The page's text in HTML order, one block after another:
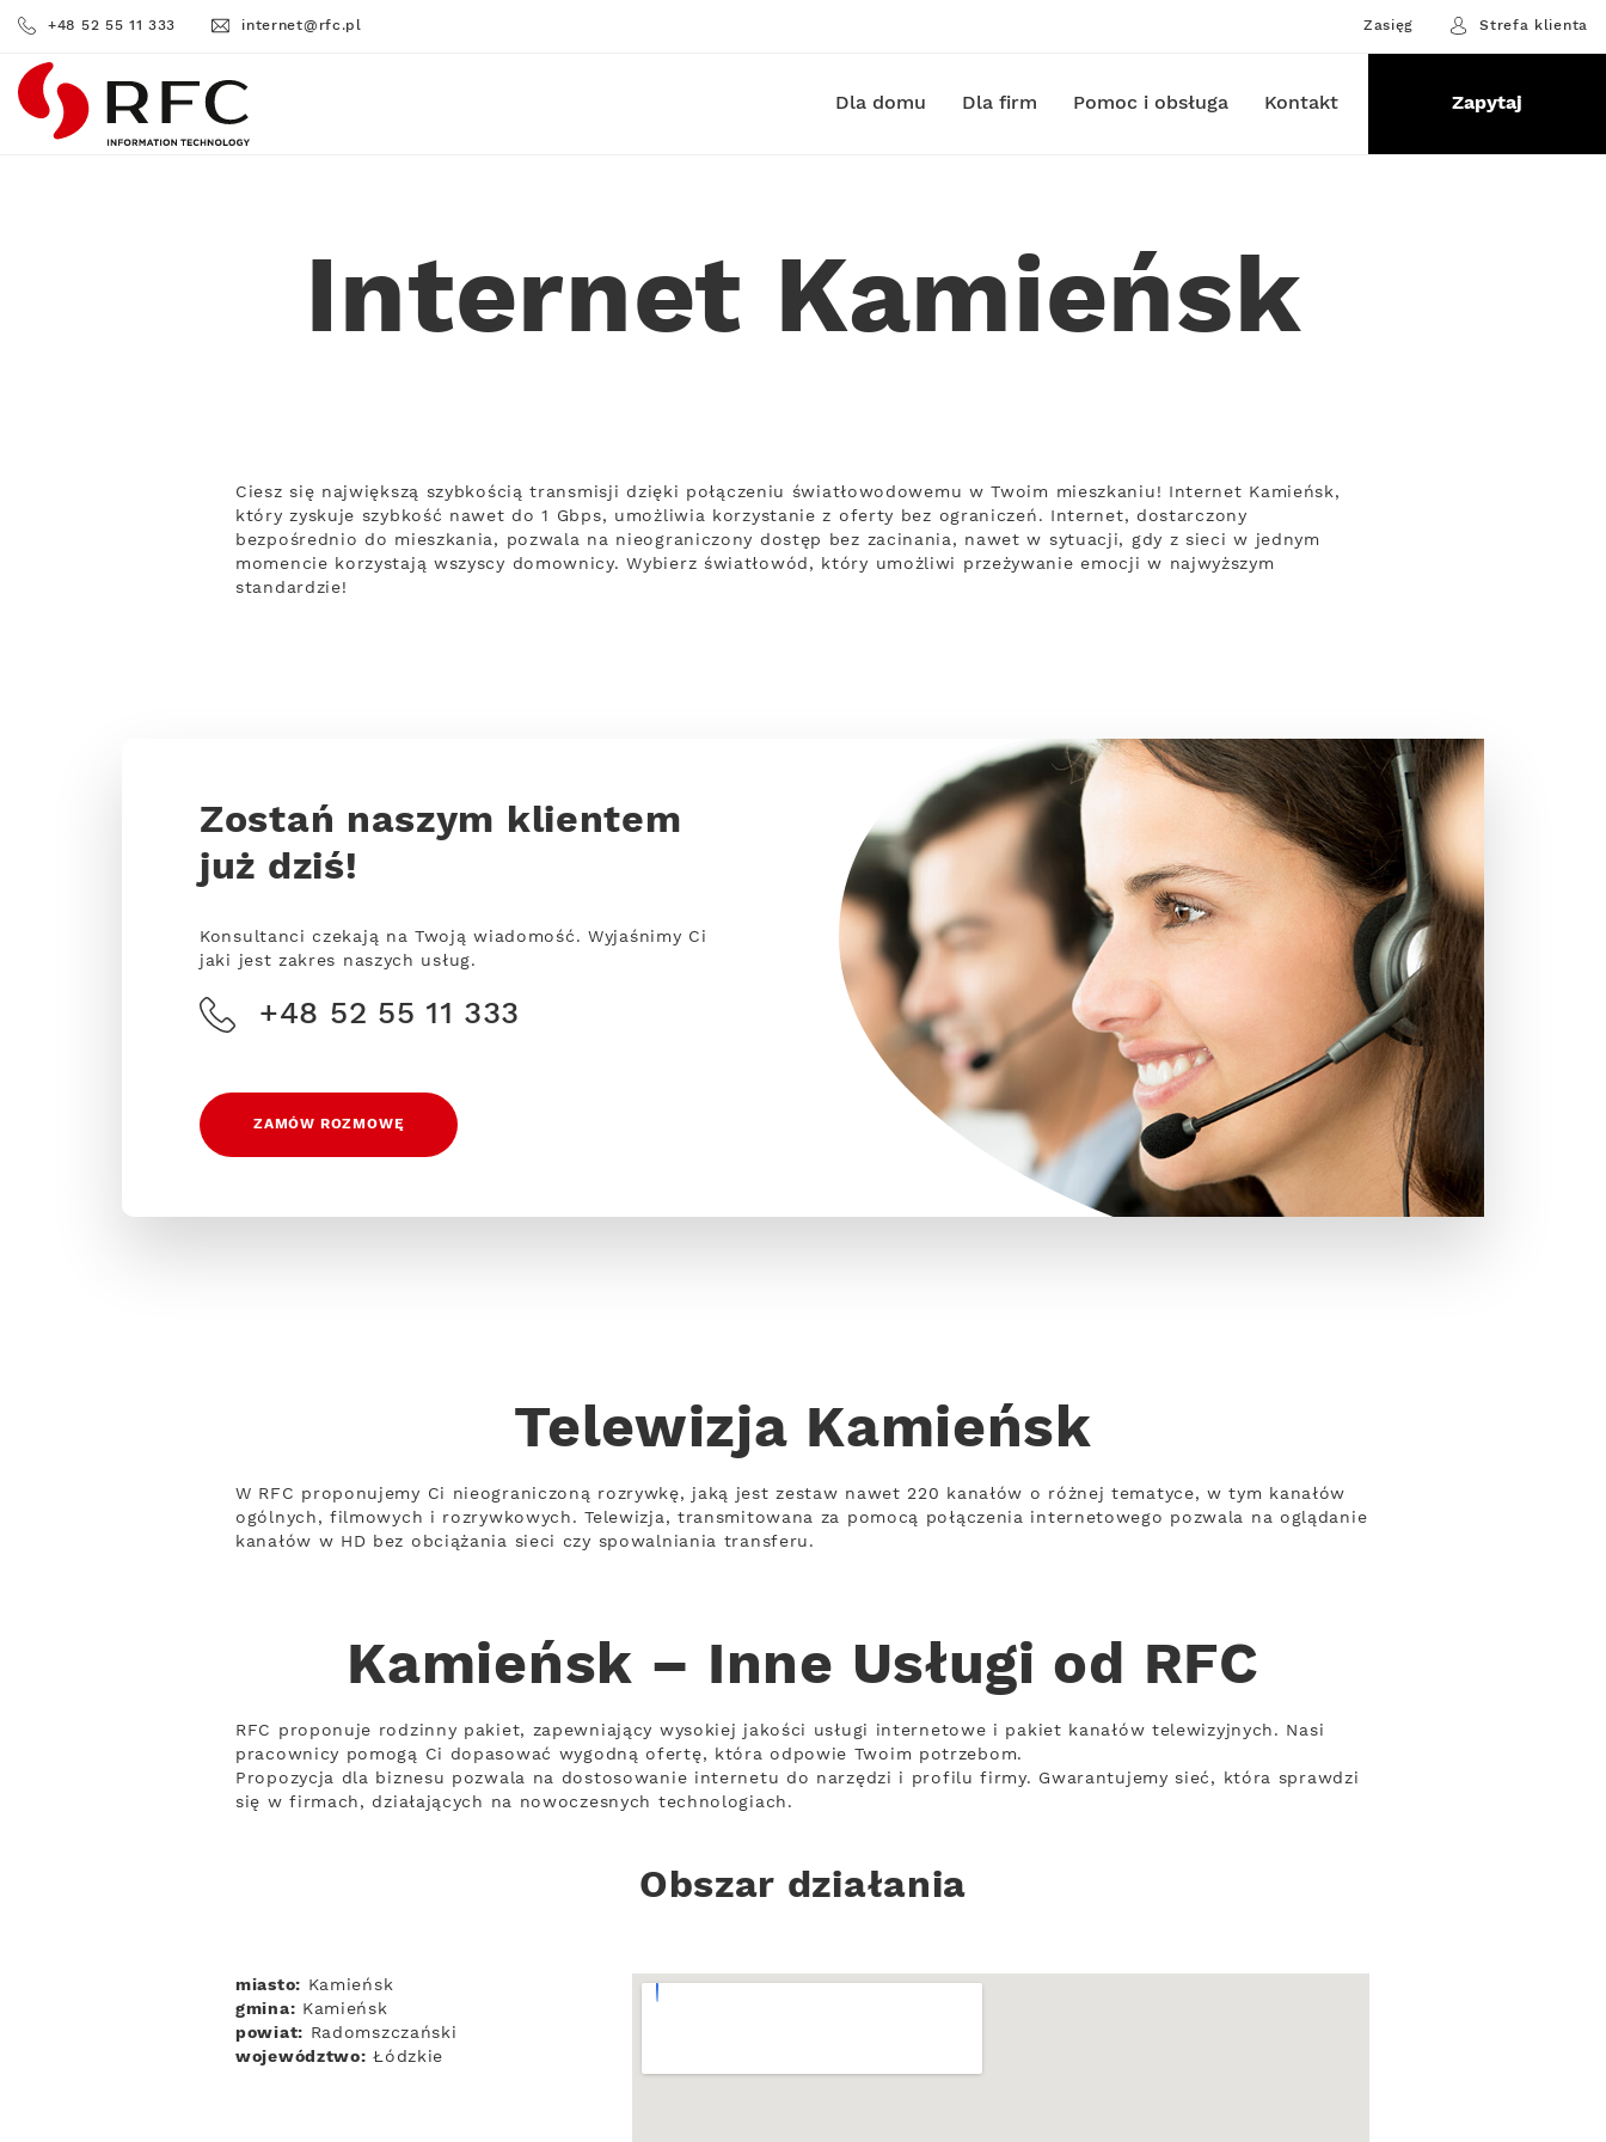
+48 52 55 11 333 internet@rfc.pl Zasięg Strefa klienta
RFC Dla domu Dla firm Pomoc i obsługa Kontakt Zapytaj
Internet Kamieńsk
Ciesz się największą szybkością transmisji dzięki połączeniu światłowodowemu w Twoim mieszkaniu! Internet Kamieńsk,
który zyskuje szybkość nawet do 1 Gbps, umożliwia korzystanie z oferty bez ograniczeń. Internet, dostarczony
bezpośrednio do mieszkania, pozwala na nieograniczony dostęp bez zacinania, nawet w sytuacji, gdy z sieci w jednym
momencie korzystają wszyscy domownicy. Wybierz światłowód, który umożliwi przeżywanie emocji w najwyższym
standardzie!
Zostań naszym klientem
już dziś!
Konsultanci czekają na Twoją wiadomość. Wyjaśnimy Ci
jaki jest zakres naszych usług.
+48 52 55 11 333
ZAMÓW ROZMOWĘ
Telewizja Kamieńsk
W RFC proponujemy Ci nieograniczoną rozrywkę, jaką jest zestaw nawet 220 kanałów o różnej tematyce, w tym kanałów
ogólnych, filmowych i rozrywkowych. Telewizja, transmitowana za pomocą połączenia internetowego pozwala na oglądanie
kanałów w HD bez obciążania sieci czy spowalniania transferu.
Kamieńsk – Inne Usługi od RFC
RFC proponuje rodzinny pakiet, zapewniający wysokiej jakości usługi internetowe i pakiet kanałów telewizyjnych. Nasi
pracownicy pomogą Ci dopasować wygodną ofertę, która odpowie Twoim potrzebom.
Propozycja dla biznesu pozwala na dostosowanie internetu do narzędzi i profilu firmy. Gwarantujemy sieć, która sprawdzi
się w firmach, działających na nowoczesnych technologiach.
Obszar działania
miasto: Kamieńsk
gmina: Kamieńsk
powiat: Radomszczański
województwo: Łódzkie